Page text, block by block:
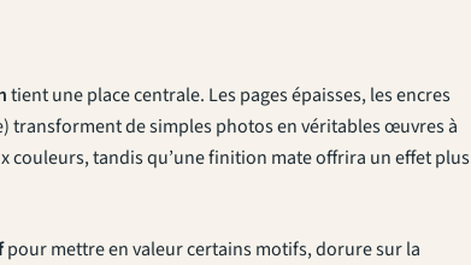
tient une place centrale. Les pages épaisses, les encres
transforment de simples photos en véritables œuvres à
couleurs, tandis qu’une finition mate offrira un effet plus
pour mettre en valeur certains motifs, dorure sur la